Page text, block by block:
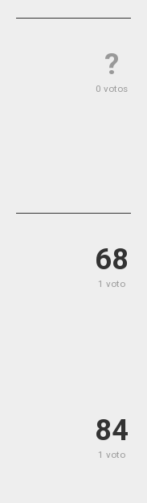
?
0 votos
68
1 voto
84
1 voto